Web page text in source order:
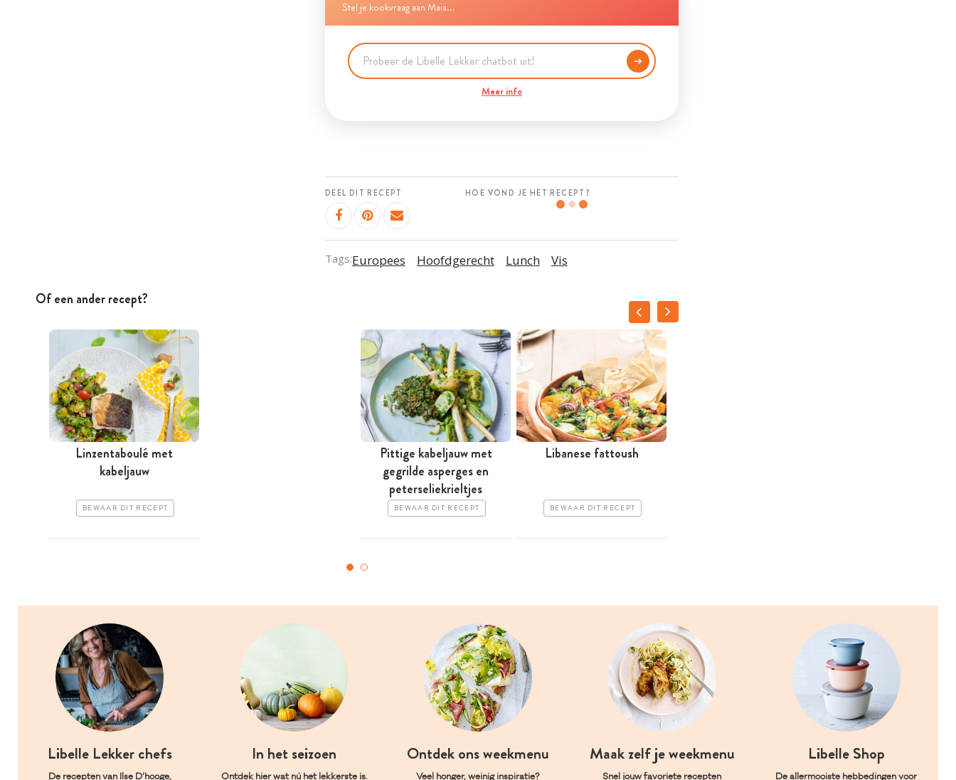
Stel je kookvraag aan Maia...
Meer info
DEEL DIT RECEPT HOE VOND JE HET RECEPT?
Tags:Europees Hoofdgerecht Lunch Vis
Of een ander recept?
Linzentaboulé met
kabeljauw
BEWAAR DIT RECEPT
Pittige kabeljauw met
gegrilde asperges en
peterseliekrieltjes
BEWAAR DIT RECEPT
Libanese fattoush
BEWAAR DIT RECEPT
Libelle Lekker chefs
De recepten van Ilse D’hooge,
In het seizoen
Ontdek hier wat nú het lekkerste is.
Ontdek ons weekmenu
Veel honger, weinig inspiratie?
Maak zelf je weekmenu
Snel jouw favoriete recepten
Libelle Shop
De allermooiste hebbedingen voor